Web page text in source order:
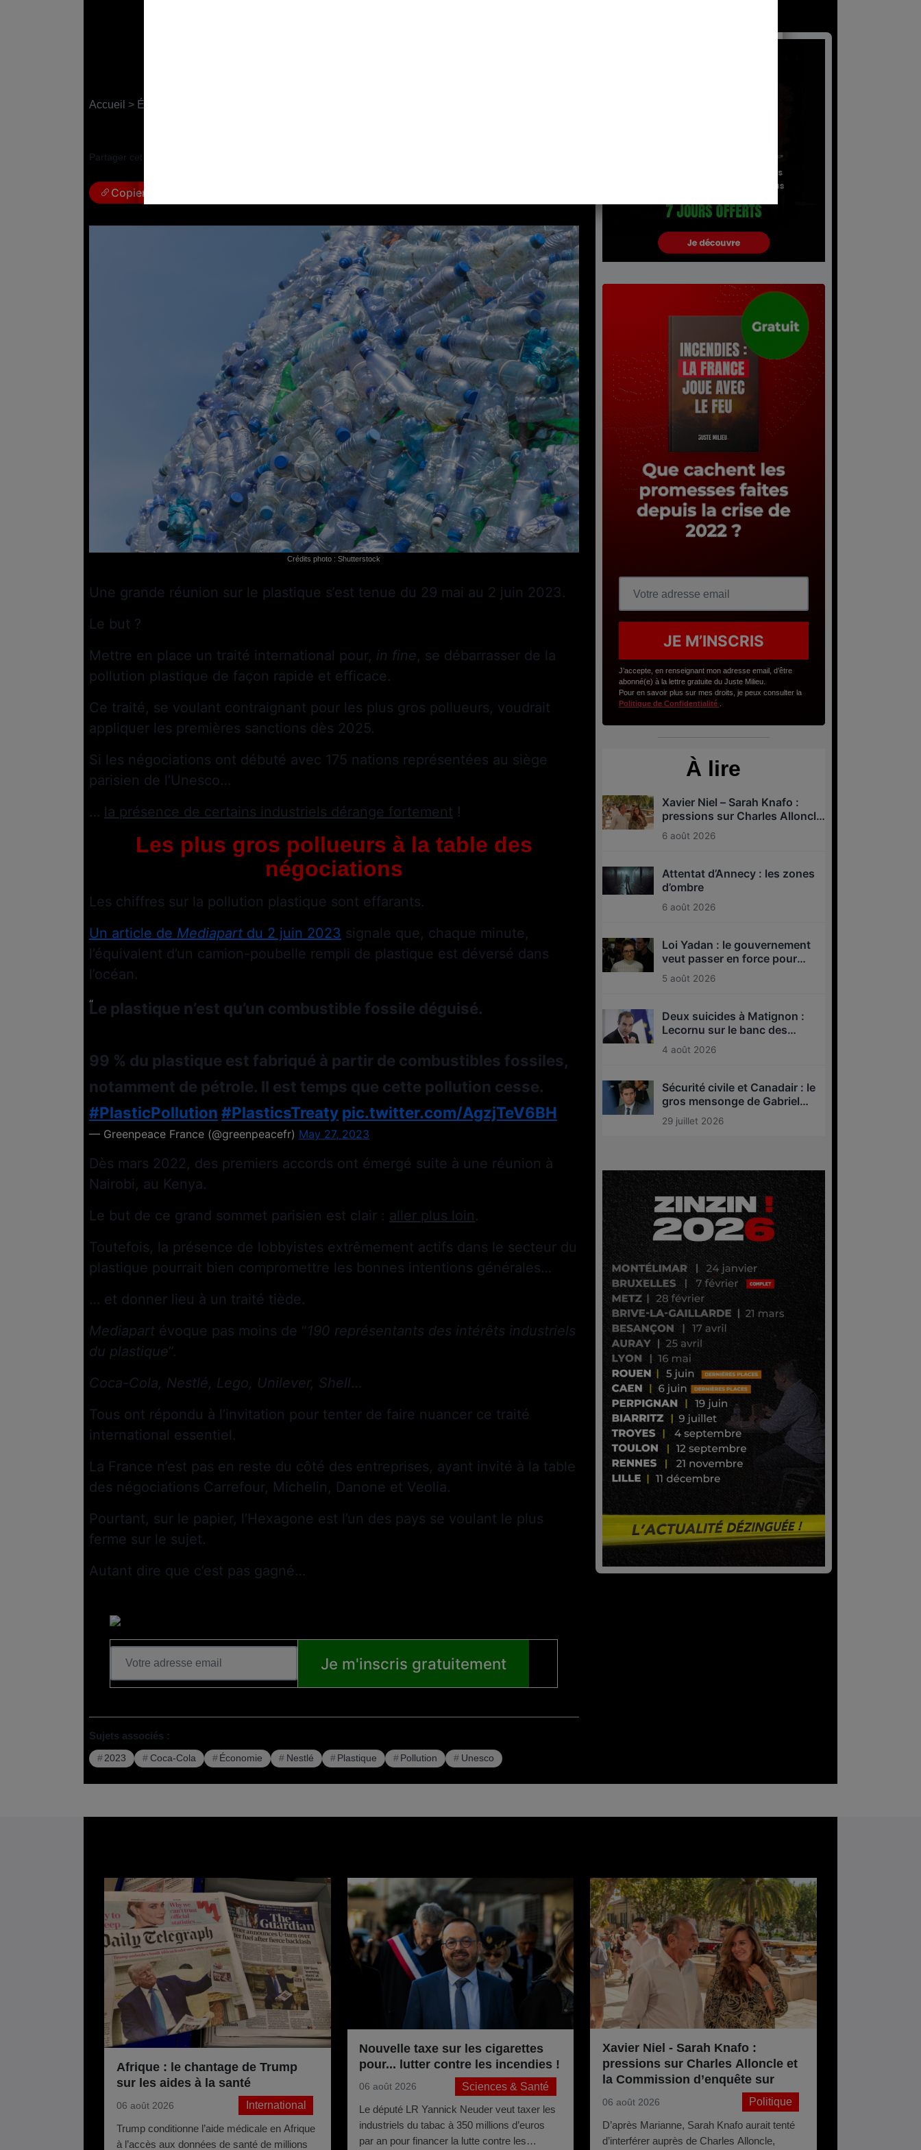
Accueil > Économie
Partager cet article :
Copier le lien
Crédits photo : Shutterstock
Une grande réunion sur le plastique s’est tenue du 29 mai au 2 juin 2023.
Le but ?
Mettre en place un traité international pour, in fine, se débarrasser de la
pollution plastique de façon rapide et efficace.
Ce traité, se voulant contraignant pour les plus gros pollueurs, voudrait
appliquer les premières sanctions dès 2025.
Si les négociations ont débuté avec 175 nations représentées au siège
parisien de l’Unesco…
… la présence de certains industriels dérange fortement !
Les plus gros pollueurs à la table des
négociations
Les chiffres sur la pollution plastique sont effarants.
Un article de Mediapart du 2 juin 2023 signale que, chaque minute,
l’équivalent d’un camion-poubelle rempli de plastique est déversé dans
l’océan.
Le plastique n’est qu’un combustible fossile déguisé.
99 % du plastique est fabriqué à partir de combustibles fossiles,
notamment de pétrole. Il est temps que cette pollution cesse.
#PlasticPollution #PlasticsTreaty pic.twitter.com/AgzjTeV6BH
— Greenpeace France (@greenpeacefr) May 27, 2023
Dès mars 2022, des premiers accords ont émergé suite à une réunion à
Nairobi, au Kenya.
Le but de ce grand sommet parisien est clair : aller plus loin.
Toutefois, la présence de lobbyistes extrêmement actifs dans le secteur du
plastique pourrait bien compromettre les bonnes intentions générales…
… et donner lieu à un traité tiède.
Mediapart évoque pas moins de “190 représentants des intérêts industriels
du plastique”.
Coca-Cola, Nestlé, Lego, Unilever, Shell…
Tous ont répondu à l’invitation pour tenter de faire nuancer ce traité
international essentiel.
La France n’est pas en reste du côté des entreprises, ayant invité à la table
des négociations Carrefour, Michelin, Danone et Veolia.
Pourtant, sur le papier, l’Hexagone est l’un des pays se voulant le plus
ferme sur le sujet.
Autant dire que c’est pas gagné…
Sujets associés :
2023 Coca-Cola Économie Nestlé Plastique Pollution Unesco
J’accepte, en renseignant mon adresse email, d’être
abonné(e) à la lettre gratuite du Juste Milieu.
Pour en savoir plus sur mes droits, je peux consulter la
Politique de Confidentialité
À lire
Xavier Niel – Sarah Knafo :
pressions sur Charles Alloncle
et la Commission d’enquête
sur l’audiovisuel public ?
6 août 2026
Attentat d’Annecy : les zones
d’ombre
6 août 2026
Loi Yadan : le gouvernement
veut passer en force pour
interdire l’antisionisme !
5 août 2026
Deux suicides à Matignon :
Lecornu sur le banc des
accusés ?
4 août 2026
Sécurité civile et Canadair : le
gros mensonge de Gabriel
Attal
29 juillet 2026
Afrique : le chantage de Trump
sur les aides à la santé
06 août 2026
International
Trump conditionne l’aide médicale en Afrique
à l’accès aux données de santé de millions
Nouvelle taxe sur les cigarettes
pour... lutter contre les incendies !
06 août 2026
Sciences & Santé
Le député LR Yannick Neuder veut taxer les
industriels du tabac à 350 millions d’euros
par an pour financer la lutte contre les
Xavier Niel - Sarah Knafo :
pressions sur Charles Alloncle et
la Commission d’enquête sur
l’audiovisuel public ?
06 août 2026
Politique
D’après Marianne, Sarah Knafo aurait tenté
d’interférer auprès de Charles Alloncle,